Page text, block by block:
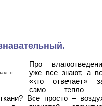
Про
уже все знают, а
«кто отвечает»
само тепло
Все просто –